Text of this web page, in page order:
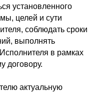
установленного
целей и сути
соблюдать сроки
выполнять
в рамках
договору.
актуальную